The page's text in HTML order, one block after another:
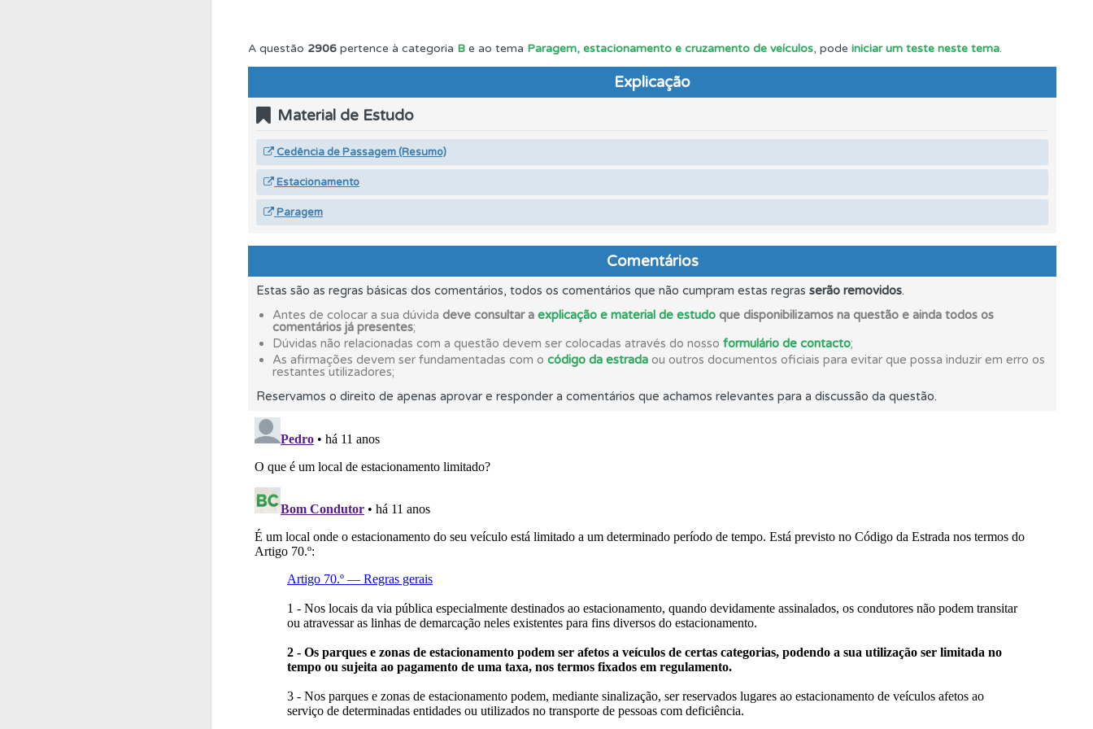
O teste "Erradas" apresenta-lhe questões que errou e não voltou a responder.
Biblioteca Consulte a biblioteca para tirar dúvidas e ver resumos do código.
Biblioteca Consulte o código da estrada na nossa biblioteca.
Perfil Veja as questões que errou no seu perfil.
Tem um histórico dos seus testes no seu perfil.
Testes Veja o nível de dificuldade do teste quando o termina.
Consulte as explicações das questões para esclarecimentos adicionais.
Testes O teste "Novas" apresenta-lhe questões a que ainda não respondeu.
Testemunhos Veja os testemunhos dos nossos utilizadores e deixe o seu!
A questão 2906 pertence à categoria B e ao tema Paragem, estacionamento e cruzamento de veículos, pode iniciar um teste neste tema.
Explicação
Material de Estudo
Cedência de Passagem (Resumo)
Estacionamento
Paragem
Comentários
Estas são as regras básicas dos comentários, todos os comentários que não cumpram estas regras serão removidos.
Antes de colocar a sua dúvida deve consultar a explicação e material de estudo que disponibilizamos na questão e ainda todos os
comentários já presentes;
Dúvidas não relacionadas com a questão devem ser colocadas através do nosso formulário de contacto;
As afirmações devem ser fundamentadas com o código da estrada ou outros documentos oficiais para evitar que possa induzir em erro os
restantes utilizadores;
Reservamos o direito de apenas aprovar e responder a comentários que achamos relevantes para a discussão da questão.